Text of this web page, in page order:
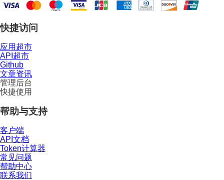
快捷访问
应用超市
API超市
Github
文章资讯
管理后台
快捷使用
帮助与支持
客户端
API文档
Token计算器
常见问题
帮助中心
联系我们